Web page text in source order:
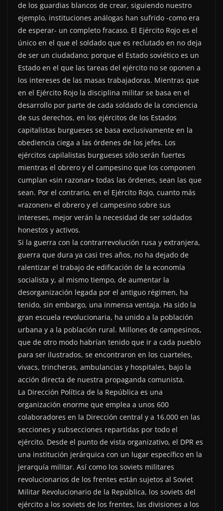
de los guardias blancos de crear, siguiendo nuestro
ejemplo, instituciones análogas han sufrido -como era
de esperar- un completo fracaso. El Ejército Rojo es el
único en el que el soldado que es reclutado en no deja
de ser un ciudadano; porque el Estado soviético es un
Estado en el que las tareas del ejército no se oponen a
los intereses de las masas trabajadoras. Mientras que
en el Ejército Rojo la disciplina militar se basa en el
desarrollo por parte de cada soldado de la conciencia
de sus derechos, en los ejércitos de los Estados
capitalistas burgueses se basa exclusivamente en la
obediencia ciega a las órdenes de los jefes. Los
ejércitos capilalistas burgueses sólo serán fuertes
mientras el obrero y el campesino que los componen
cumplan «sin razonar» todas las órdenes, sean las que
sean. Por el contrario, en el Ejército Rojo, cuanto más
«razonen» el obrero y el campesino sobre sus
intereses, mejor verán la necesidad de ser soldados
honestos y activos.
Si la guerra con la contrarrevolución rusa y extranjera,
guerra que dura ya casi tres años, no ha dejado de
ralentizar el trabajo de edificación de la economía
socialista y, al mismo tiempo, de aumentar la
desorganización legada por el antiguo régimen, ha
tenido, sin embargo, una inmensa ventaja. Ha sido la
gran escuela revolucionaria, ha unido a la población
urbana y a la población rural. Millones de campesinos,
que de otro modo habrían tenido que ir a cada pueblo
para ser ilustrados, se encontraron en los cuarteles,
vivacs, trincheras, ambulancias y hospitales, bajo la
acción directa de nuestra propaganda comunista.
La Dirección Política de la República es una
organización enorme que emplea a unos 600
colaboradores en la Dirección central y a 16.000 en las
secciones y subsecciones repartidas por todo el
ejército. Desde el punto de vista organizativo, el DPR es
una institución jerárquica con un lugar específico en la
jerarquía militar. Así como los soviets militares
revolucionarios de los frentes están sujetos al Soviet
Militar Revolucionario de la República, los soviets del
ejército a los soviets de los frentes, las divisiones a los